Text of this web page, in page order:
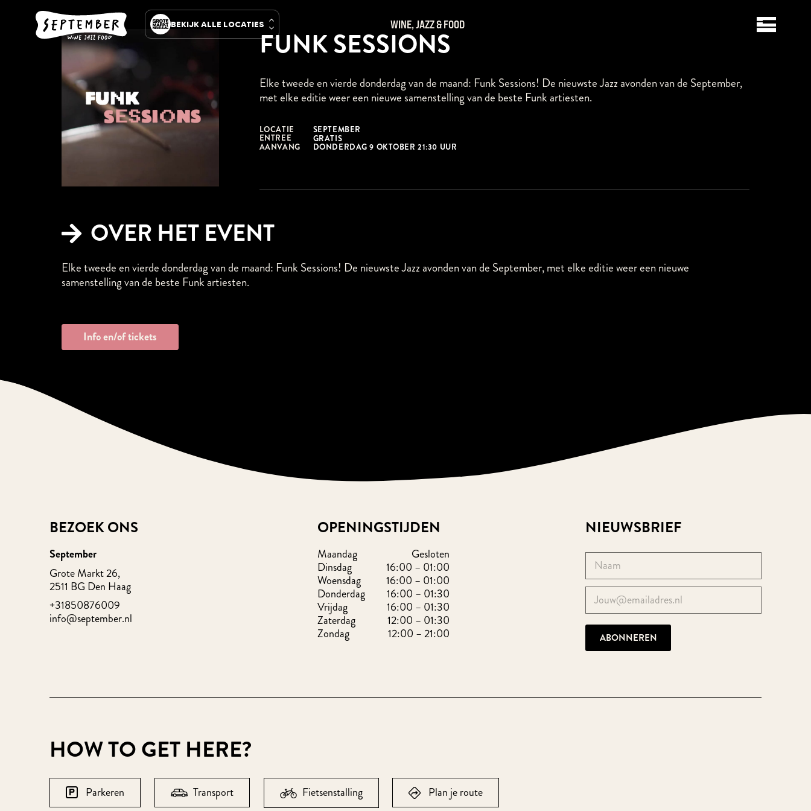
BEKIJK ALLE LOCATIES
store
ZWARTE RUITER
Haags Poppodium sinds
stadscafé
GROTE MARKT
Altijd wat te doen
WINE, JAZZ & FOOD
FUNK SESSIONS
Elke tweede en vierde donderdag van de maand: Funk Sessions! De nieuwste Jazz avonden van de September,
met elke editie weer een nieuwe samenstelling van de beste Funk artiesten.
LOCATIE SEPTEMBER
ENTREE GRATIS
AANVANG DONDERDAG 9 OKTOBER 21:30 UUR
OVER HET EVENT
Elke tweede en vierde donderdag van de maand: Funk Sessions! De nieuwste Jazz avonden van de September, met elke editie weer een nieuwe
samenstelling van de beste Funk artiesten.
Info en/of tickets
BEZOEK ONS
September
Grote Markt 26,
2511 BG Den Haag
+31850876009
info@september.nl
OPENINGSTIJDEN
Maandag
Gesloten
Dinsdag
16:00 – 01:00
Woensdag
16:00 – 01:00
Donderdag
16:00 – 01:30
Vrijdag
16:00 – 01:30
Zaterdag
12:00 – 01:30
Zondag
12:00 – 21:00
NIEUWSBRIEF
HOW TO GET HERE?
Parkeren Transport Fietsenstalling Plan je route